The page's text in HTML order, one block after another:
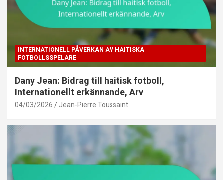
INTERNATIONELL PÅVERKAN AV HAITISKA
FOTBOLLSSPELARE
Dany Jean: Bidrag till haitisk fotboll,
Internationellt erkännande, Arv
04/03/2026 Jean-Pierre Toussaint